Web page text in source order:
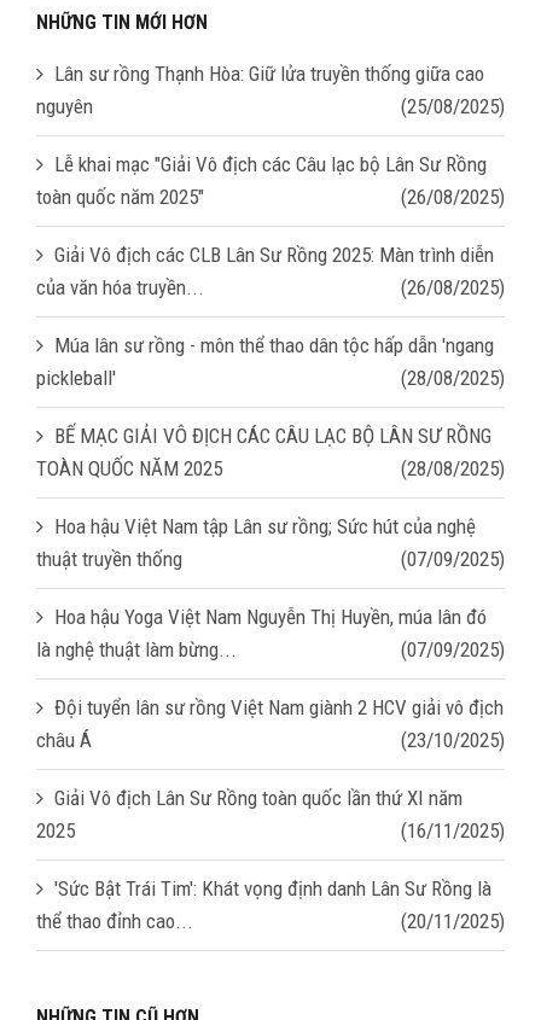
NHỮNG TIN MỚI HƠN
Lân sư rồng Thạnh Hòa: Giữ lửa truyền thống giữa cao
nguyên
(25/08/2025)
Lễ khai mạc "Giải Vô địch các Câu lạc bộ Lân Sư Rồng
toàn quốc năm 2025"
(26/08/2025)
Giải Vô địch các CLB Lân Sư Rồng 2025: Màn trình diễn
của văn hóa truyền...
(26/08/2025)
Múa lân sư rồng - môn thể thao dân tộc hấp dẫn 'ngang
pickleball'
(28/08/2025)
BẾ MẠC GIẢI VÔ ĐỊCH CÁC CÂU LẠC BỘ LÂN SƯ RỒNG
TOÀN QUỐC NĂM 2025
(28/08/2025)
Hoa hậu Việt Nam tập Lân sư rồng; Sức hút của nghệ
thuật truyền thống
(07/09/2025)
Hoa hậu Yoga Việt Nam Nguyễn Thị Huyền, múa lân đó
là nghệ thuật làm bừng...
(07/09/2025)
Đội tuyển lân sư rồng Việt Nam giành 2 HCV giải vô địch
châu Á
(23/10/2025)
Giải Vô địch Lân Sư Rồng toàn quốc lần thứ XI năm
2025
(16/11/2025)
'Sức Bật Trái Tim': Khát vọng định danh Lân Sư Rồng là
thể thao đỉnh cao...
(20/11/2025)